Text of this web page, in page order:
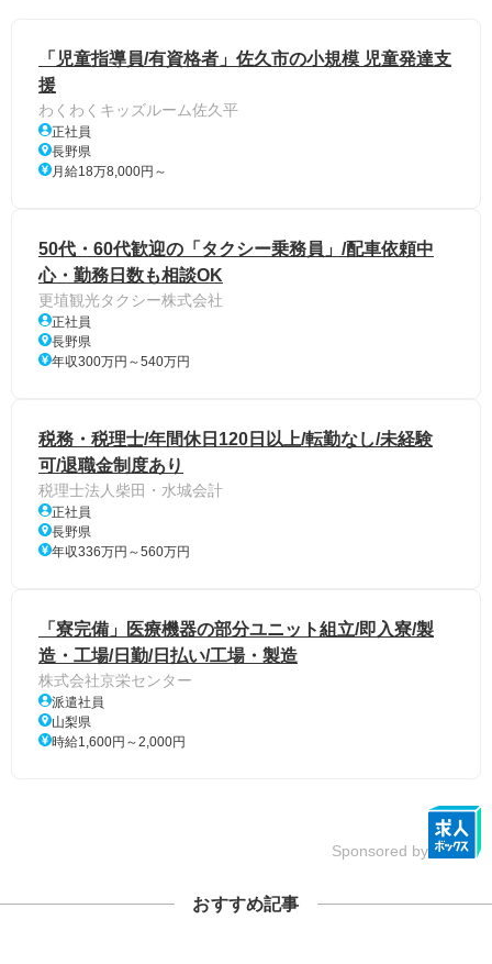
「児童指導員/有資格者」佐久市の小規模 児童発達支
援
わくわくキッズルーム佐久平
正社員
長野県
月給18万8,000円～
50代・60代歓迎の「タクシー乗務員」/配車依頼中
心・勤務日数も相談OK
更埴観光タクシー株式会社
正社員
長野県
年収300万円～540万円
税務・税理士/年間休日120日以上/転勤なし/未経験
可/退職金制度あり
税理士法人柴田・水城会計
正社員
長野県
年収336万円～560万円
「寮完備」医療機器の部分ユニット組立/即入寮/製
造・工場/日勤/日払い/工場・製造
株式会社京栄センター
派遣社員
山梨県
時給1,600円～2,000円
Sponsored by
おすすめ記事